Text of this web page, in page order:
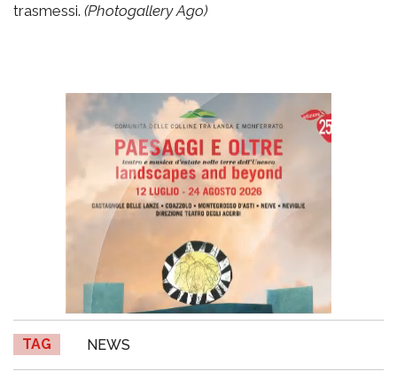
trasmessi. (Photogallery Ago)
TAG NEWS